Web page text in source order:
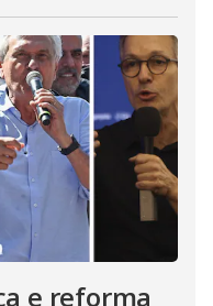
e reforma